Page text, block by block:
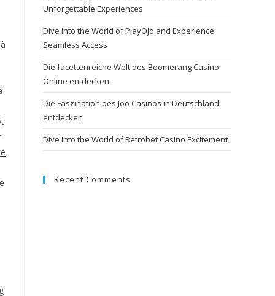
Unforgettable Experiences
Dive into the World of PlayOjo and Experience
Seamless Access
Die facettenreiche Welt des Boomerang Casino
Online entdecken
Die Faszination des Joo Casinos in Deutschland
entdecken
Dive into the World of Retrobet Casino Excitement
Recent Comments